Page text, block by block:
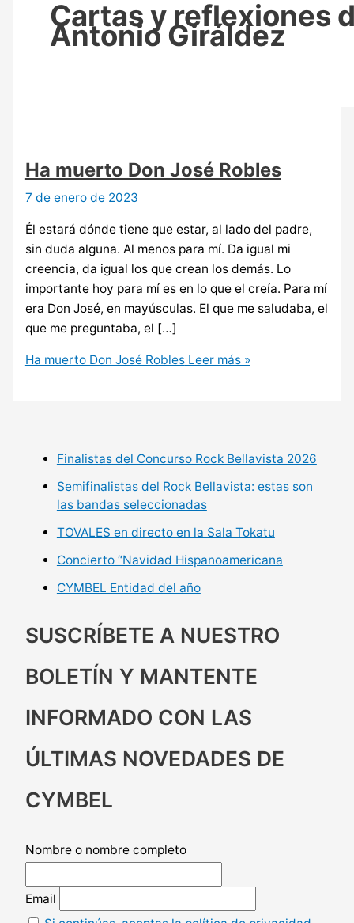
Cartas y reflexiones
Antonio Giráldez
Ha muerto Don José Robles
7 de enero de 2023
Él estará dónde tiene que estar, al lado del padre,
sin duda alguna. Al menos para mí. Da igual mi
creencia, da igual los que crean los demás. Lo
importante hoy para mí es en lo que el creía. Para mí
era Don José, en mayúsculas. El que me saludaba, el
que me preguntaba, el […]
Ha muerto Don José RoblesLeer más »
Finalistas del Concurso Rock Bellavista 2026
Semifinalistas del Rock Bellavista: estas son
las bandas seleccionadas
TOVALES en directo en la Sala Tokatu
Concierto “Navidad Hispanoamericana
CYMBEL Entidad del año
SUSCRÍBETE A NUESTRO
BOLETÍN Y MANTENTE
INFORMADO CON LAS
ÚLTIMAS NOVEDADES DE
CYMBEL
Nombre o nombre completo
Email